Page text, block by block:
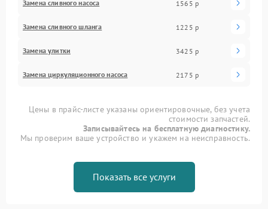
Замена сливного насоса 1565 р
Замена сливного шланга 1225 р
Замена улитки 3425 р
Замена циркуляционного насоса 2175 р
Цены в прайс-листе указаны ориентировочные, без учета
стоимости запчастей.
Записывайтесь на бесплатную диагностику.
Мы проверим ваше устройство и укажем на неисправность.
Показать все услуги